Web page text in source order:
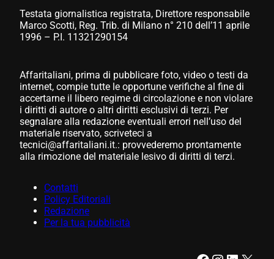
Testata giornalistica registrata, Direttore responsabile
Marco Scotti, Reg. Trib. di Milano n° 210 dell’11 aprile
1996 – P.I. 11321290154
Affaritaliani, prima di pubblicare foto, video o testi da
internet, compie tutte le opportune verifiche al fine di
accertarne il libero regime di circolazione e non violare
i diritti di autore o altri diritti esclusivi di terzi. Per
segnalare alla redazione eventuali errori nell’uso del
materiale riservato, scriveteci a
tecnici@affaritaliani.it.: provvederemo prontamente
alla rimozione del materiale lesivo di diritti di terzi.
Contatti
Policy Editoriali
Redazione
Per la tua pubblicità